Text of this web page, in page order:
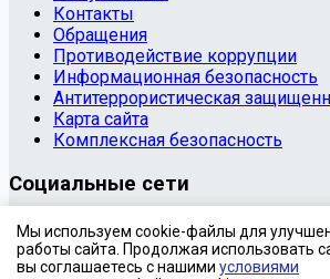
Контакты
Обращения
Противодействие коррупции
Информационная безопасность
Антитеррористическая
Карта сайта
Комплексная безопасность
Социальные сети
© 2020 Государственное бюджетное
образовательное учреждение
политехнический колледж имени С.В.
Мы используем cookie-файлы для
работы сайта. Продолжая использовать
вы соглашаетесь с нашими условиями